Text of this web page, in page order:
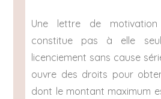
Une lettre de
constitue pas à elle
licenciement sans cause
ouvre des droits pour
dont le montant maximum